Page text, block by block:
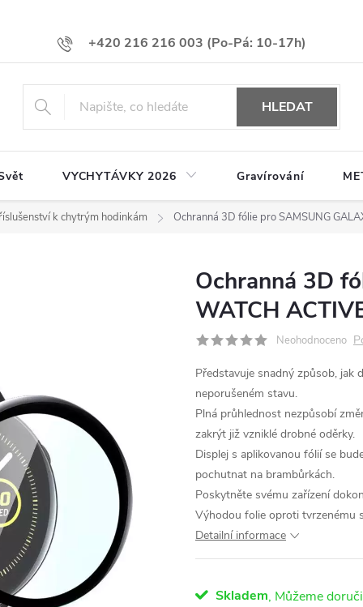
+420 216 216 003
HLEDAT
VYCHYTÁVKY 2026 Gravírování
k chytrým hodinkám Ochranná 3D fólie pro SAMSUNG
Ochranná 3D
WATCH
Neohodnoceno
Představuje snadný způsob, jak
neporušeném stavu.
Plná průhlednost nezpůsobí
zakrýt již vzniklé drobné oděrky.
Displej s aplikovanou fólií se
pochutnat na brambůrkách.
Poskytněte svému zařízení
Výhodou folie oproti tvrzenému
Detailní informace
Skladem